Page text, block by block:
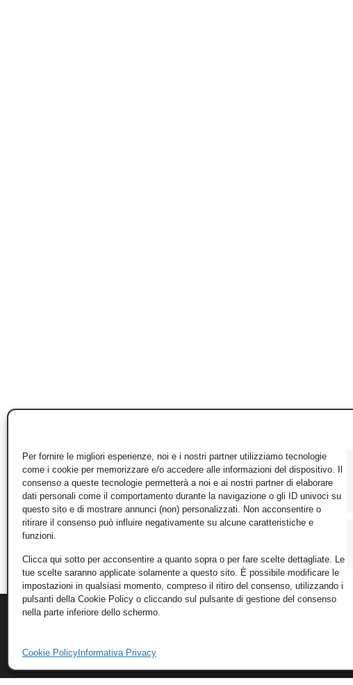
Per fornire le migliori esperienze, noi e i nostri partner utilizziamo tecnologie
come i cookie per memorizzare e/o accedere alle informazioni del dispositivo. Il
consenso a queste tecnologie permetterà a noi e ai nostri partner di elaborare
dati personali come il comportamento durante la navigazione o gli ID univoci su
questo sito e di mostrare annunci (non) personalizzati. Non acconsentire o
ritirare il consenso può influire negativamente su alcune caratteristiche e
funzioni.
Clicca qui sotto per acconsentire a quanto sopra o per fare scelte dettagliate. Le
tue scelte saranno applicate solamente a questo sito. È possibile modificare le
impostazioni in qualsiasi momento, compreso il ritiro del consenso, utilizzando i
pulsanti della Cookie Policy o cliccando sul pulsante di gestione del consenso
nella parte inferiore dello schermo.
Cookie Policy Informativa Privacy